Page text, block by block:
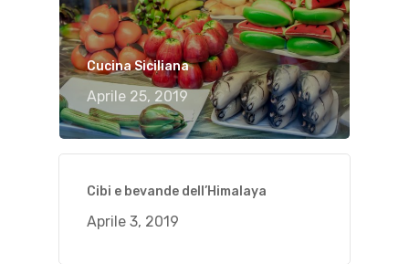
Cucina Siciliana
Aprile 25, 2019
Cibi e bevande dell’Himalaya
Aprile 3, 2019